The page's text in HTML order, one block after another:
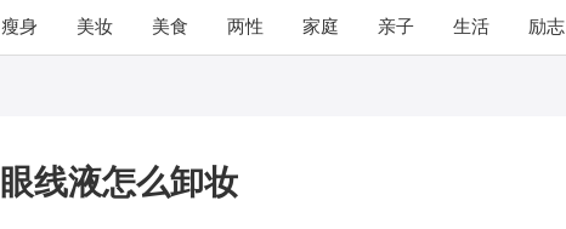
瘦身 美妆 美食 两性 家庭 亲子 生活 励志
眼线液怎么卸妆